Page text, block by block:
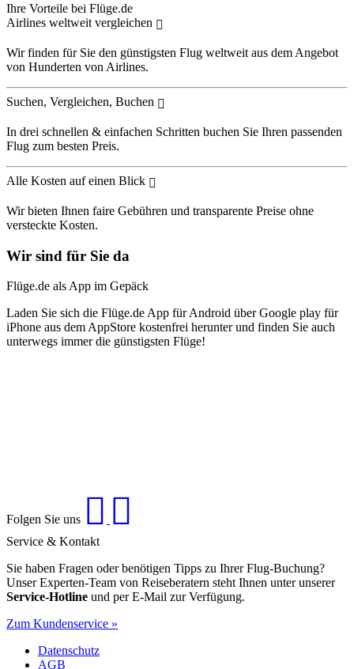
Ihre Vorteile bei Flüge.de
Airlines weltweit vergleichen
Wir finden für Sie den günstigsten Flug weltweit aus dem Angebot
von Hunderten von Airlines.
Suchen, Vergleichen, Buchen
In drei schnellen & einfachen Schritten buchen Sie Ihren passenden
Flug zum besten Preis.
Alle Kosten auf einen Blick
Wir bieten Ihnen faire Gebühren und transparente Preise ohne
versteckte Kosten.
Wir sind für Sie da
Flüge.de als App im Gepäck
Laden Sie sich die Flüge.de App für Android über Google play für
iPhone aus dem AppStore kostenfrei herunter und finden Sie auch
unterwegs immer die günstigsten Flüge!
Folgen Sie uns
Service & Kontakt
Sie haben Fragen oder benötigen Tipps zu Ihrer Flug-Buchung?
Unser Experten-Team von Reiseberatern steht Ihnen unter unserer
Service-Hotline und per E-Mail zur Verfügung.
Zum Kundenservice »
Datenschutz
AGB